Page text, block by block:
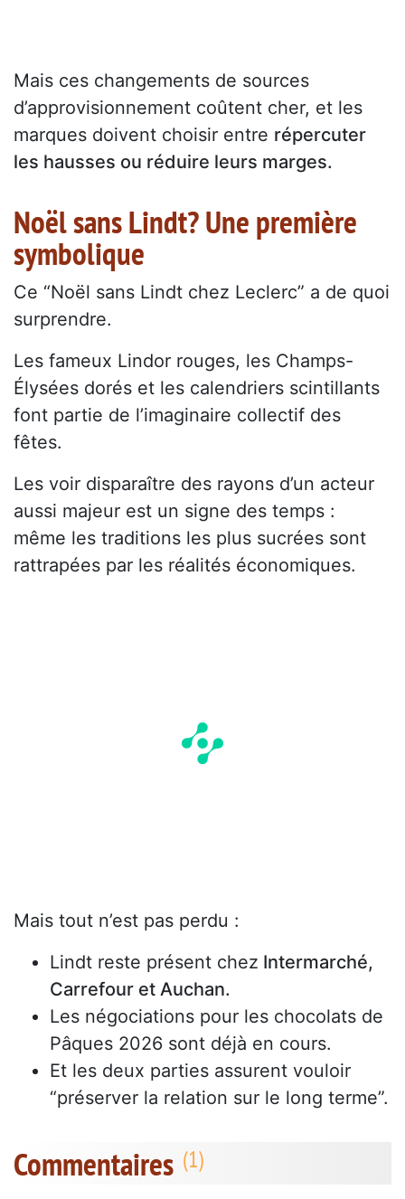
Mais ces changements de sources
d’approvisionnement coûtent cher, et les
marques doivent choisir entre répercuter
les hausses ou réduire leurs marges.
Noël sans Lindt? Une première
symbolique
Ce “Noël sans Lindt chez Leclerc” a de quoi
surprendre.
Les fameux Lindor rouges, les Champs-
Élysées dorés et les calendriers scintillants
font partie de l’imaginaire collectif des
fêtes.
Les voir disparaître des rayons d’un acteur
aussi majeur est un signe des temps :
même les traditions les plus sucrées sont
rattrapées par les réalités économiques.
Mais tout n’est pas perdu :
Lindt reste présent chez Intermarché,
Carrefour et Auchan.
Les négociations pour les chocolats de
Pâques 2026 sont déjà en cours.
Et les deux parties assurent vouloir
“préserver la relation sur le long terme”.
Commentaires